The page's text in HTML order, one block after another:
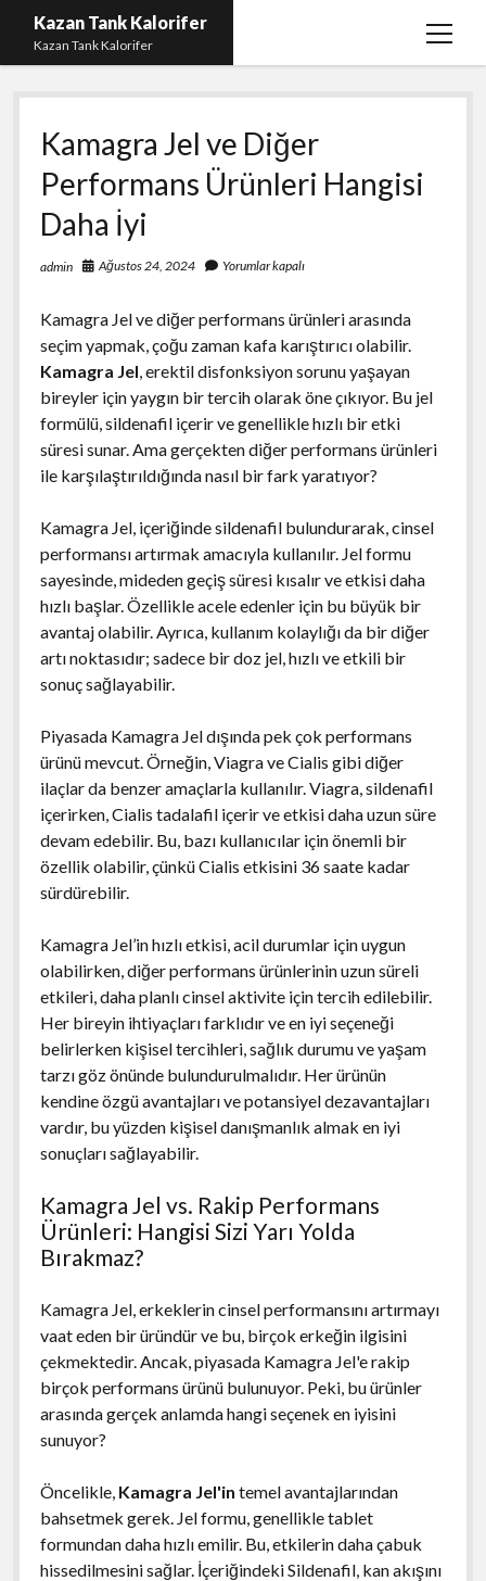
Kazan Tank Kalorifer
Kazan Tank Kalorifer
menüyü
Igtv Beğeni Çoğaltma
Liste
Sayfa Listesi
Spotify Dinlenme Yükseltme Hilesi
Spotify Takipçi Hilesi Şifresiz
Kamagra Jel ve Diğer
Performans Ürünleri Hangisi
Daha İyi
admin Ağustos 24, 2024 Yorumlar kapalı
Kamagra Jel ve diğer performans ürünleri arasında
seçim yapmak, çoğu zaman kafa karıştırıcı olabilir.
Kamagra Jel, erektil disfonksiyon sorunu yaşayan
bireyler için yaygın bir tercih olarak öne çıkıyor. Bu jel
formülü, sildenafil içerir ve genellikle hızlı bir etki
süresi sunar. Ama gerçekten diğer performans ürünleri
ile karşılaştırıldığında nasıl bir fark yaratıyor?
Kamagra Jel, içeriğinde sildenafil bulundurarak, cinsel
performansı artırmak amacıyla kullanılır. Jel formu
sayesinde, mideden geçiş süresi kısalır ve etkisi daha
hızlı başlar. Özellikle acele edenler için bu büyük bir
avantaj olabilir. Ayrıca, kullanım kolaylığı da bir diğer
artı noktasıdır; sadece bir doz jel, hızlı ve etkili bir
sonuç sağlayabilir.
Piyasada Kamagra Jel dışında pek çok performans
ürünü mevcut. Örneğin, Viagra ve Cialis gibi diğer
ilaçlar da benzer amaçlarla kullanılır. Viagra, sildenafil
içerirken, Cialis tadalafil içerir ve etkisi daha uzun süre
devam edebilir. Bu, bazı kullanıcılar için önemli bir
özellik olabilir, çünkü Cialis etkisini 36 saate kadar
sürdürebilir.
Kamagra Jel’in hızlı etkisi, acil durumlar için uygun
olabilirken, diğer performans ürünlerinin uzun süreli
etkileri, daha planlı cinsel aktivite için tercih edilebilir.
Her bireyin ihtiyaçları farklıdır ve en iyi seçeneği
belirlerken kişisel tercihleri, sağlık durumu ve yaşam
tarzı göz önünde bulundurulmalıdır. Her ürünün
kendine özgü avantajları ve potansiyel dezavantajları
vardır, bu yüzden kişisel danışmanlık almak en iyi
sonuçları sağlayabilir.
Kamagra Jel vs. Rakip Performans
Ürünleri: Hangisi Sizi Yarı Yolda
Bırakmaz?
Kamagra Jel, erkeklerin cinsel performansını artırmayı
vaat eden bir üründür ve bu, birçok erkeğin ilgisini
çekmektedir. Ancak, piyasada Kamagra Jel'e rakip
birçok performans ürünü bulunuyor. Peki, bu ürünler
arasında gerçek anlamda hangi seçenek en iyisini
sunuyor?
Öncelikle, Kamagra Jel'in temel avantajlarından
bahsetmek gerek. Jel formu, genellikle tablet
formundan daha hızlı emilir. Bu, etkilerin daha çabuk
hissedilmesini sağlar. İçeriğindeki Sildenafil, kan akışını